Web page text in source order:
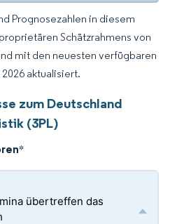
Prognosezahlen in diesem
Schätzrahmens von
mit den neuesten verfügbaren
aktualisiert.
zum Deutschland
(3PL)
*
übertreffen das